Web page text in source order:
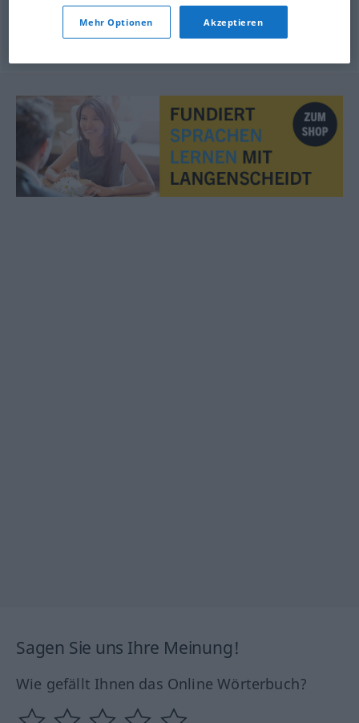
anständig,tugendhaft ,vernünftig (ugs.)
Sagen Sie uns Ihre Meinung!
Wie gefällt Ihnen das Online Wörterbuch?
Mehr Optionen Akzeptieren